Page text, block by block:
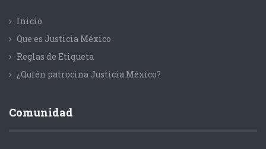
Inicio
Que es Justicia México
Reglas de Etiqueta
¿Quién patrocina Justicia México?
Comunidad